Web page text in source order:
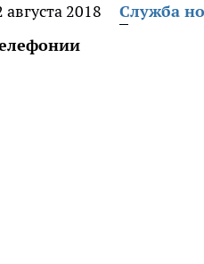
августа 2018
Служба